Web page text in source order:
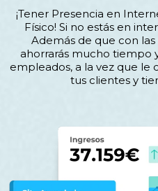
¡Tener Presencia en
Físico! Si no estás en
Además de que con
ahorrarás mucho tiempo
empleados, a la vez que le
tus clientes y